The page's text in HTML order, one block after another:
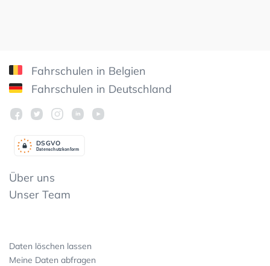
Fahrschulen in Belgien
Fahrschulen in Deutschland
Datenschutzkonform
DSGVO
Über uns
Unser Team
Daten löschen lassen
Meine Daten abfragen